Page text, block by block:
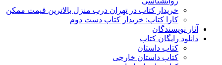
خریدار کتاب در تهران درب منزل بالاترین قیمت ممکن
کارا کتاب: خریدار کتاب دست دوم
آثار نویسندگان
دانلود رایگان کتاب
کتاب داستان
کتاب داستان خارجی